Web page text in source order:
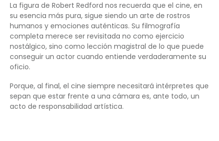
La figura de Robert Redford nos recuerda que el cine, en
su esencia más pura, sigue siendo un arte de rostros
humanos y emociones auténticas. Su filmografía
completa merece ser revisitada no como ejercicio
nostálgico, sino como lección magistral de lo que puede
conseguir un actor cuando entiende verdaderamente su
oficio.
Porque, al final, el cine siempre necesitará intérpretes que
sepan que estar frente a una cámara es, ante todo, un
acto de responsabilidad artística.